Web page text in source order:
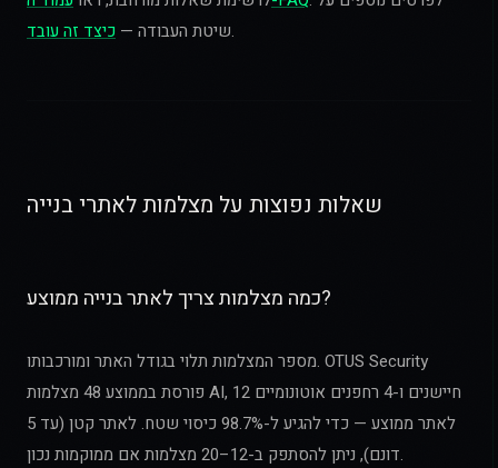
שיטת העבודה — כיצד זה עובד .
שאלות נפוצות על מצלמות לאתרי בנייה
כמה מצלמות צריך לאתר בנייה ממוצע?
מספר המצלמות תלוי בגודל האתר ומורכבותו. OTUS Security
פורסת בממוצע 48 מצלמות AI, 12 חיישנים ו-4 רחפנים אוטונומיים
לאתר ממוצע — כדי להגיע ל-98.7% כיסוי שטח. לאתר קטן (עד 5
דונם), ניתן להסתפק ב-12–20 מצלמות אם ממוקמות נכון.